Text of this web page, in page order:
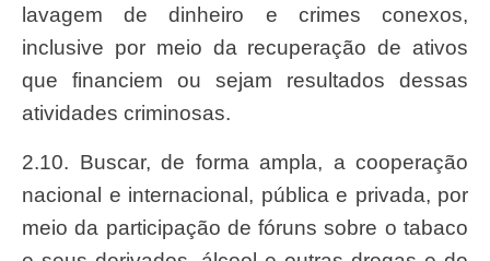
lavagem de dinheiro e crimes conexos,
inclusive por meio da recuperação de ativos
que financiem ou sejam resultados dessas
atividades criminosas.
2.10. Buscar, de forma ampla, a cooperação
nacional e internacional, pública e privada, por
meio da participação de fóruns sobre o tabaco